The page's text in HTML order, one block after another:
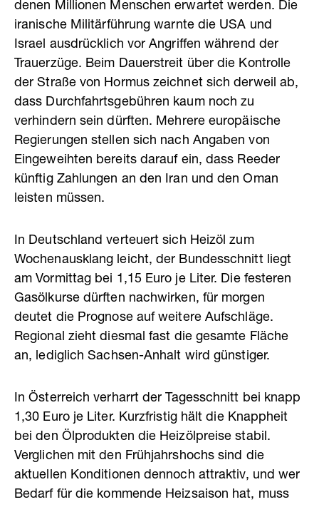
denen Millionen Menschen erwartet werden. Die
iranische Militärführung warnte die USA und
Israel ausdrücklich vor Angriffen während der
Trauerzüge. Beim Dauerstreit über die Kontrolle
der Straße von Hormus zeichnet sich derweil ab,
dass Durchfahrtsgebühren kaum noch zu
verhindern sein dürften. Mehrere europäische
Regierungen stellen sich nach Angaben von
Eingeweihten bereits darauf ein, dass Reeder
künftig Zahlungen an den Iran und den Oman
leisten müssen.
In Deutschland verteuert sich Heizöl zum
Wochenausklang leicht, der Bundesschnitt liegt
am Vormittag bei 1,15 Euro je Liter. Die festeren
Gasölkurse dürften nachwirken, für morgen
deutet die Prognose auf weitere Aufschläge.
Regional zieht diesmal fast die gesamte Fläche
an, lediglich Sachsen-Anhalt wird günstiger.
In Österreich verharrt der Tagesschnitt bei knapp
1,30 Euro je Liter. Kurzfristig hält die Knappheit
bei den Ölprodukten die Heizölpreise stabil.
Verglichen mit den Frühjahrshochs sind die
aktuellen Konditionen dennoch attraktiv, und wer
Bedarf für die kommende Heizsaison hat, muss